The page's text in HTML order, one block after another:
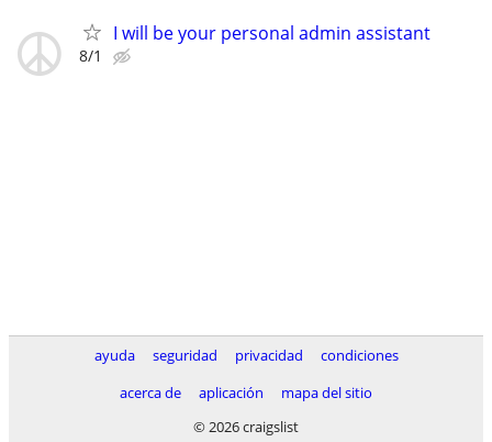
I will be your personal admin assistant
8/1
ayuda seguridad privacidad
condiciones
acerca de
aplicación
mapa del sitio
© 2026 craigslist